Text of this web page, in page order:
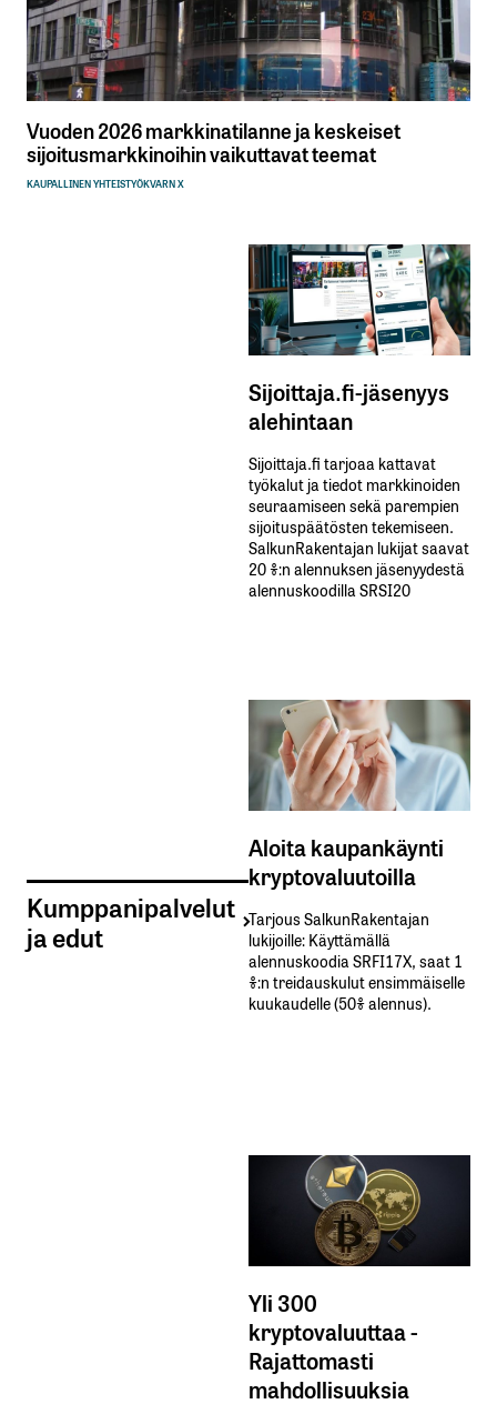
Vuoden 2026 markkinatilanne ja keskeiset
sijoitusmarkkinoihin vaikuttavat teemat
KAUPALLINEN YHTEISTYÖKVARN X
Kumppanipalvelut
ja edut
Sijoittaja.fi-jäsenyys
alehintaan
Sijoittaja.fi tarjoaa kattavat
työkalut ja tiedot markkinoiden
seuraamiseen sekä parempien
sijoituspäätösten tekemiseen.
SalkunRakentajan lukijat saavat
20 %:n alennuksen jäsenyydestä
alennuskoodilla SRSI20
Aloita kaupankäynti
kryptovaluutoilla
Tarjous SalkunRakentajan
lukijoille: Käyttämällä​ ​
alennuskoodia​ ​SRFI17X,​ ​saat​ ​1
%:n treidauskulut​ ​ensimmäiselle​ ​
kuukaudelle​ ​(50%​ ​alennus).
Yli 300
kryptovaluuttaa -
Rajattomasti
mahdollisuuksia